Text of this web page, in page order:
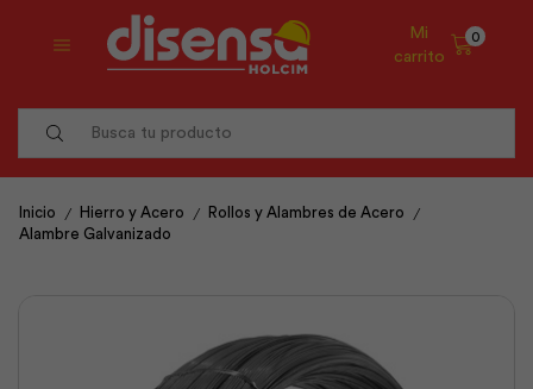
Mi
carrito
0
Inicio / Hierro y Acero / Rollos y Alambres de Acero /
Alambre Galvanizado